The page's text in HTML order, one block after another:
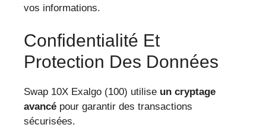
vos informations.
Confidentialité Et
Protection Des Données
Swap 10X Exalgo (100) utilise un cryptage
avancé pour garantir des transactions
sécurisées.